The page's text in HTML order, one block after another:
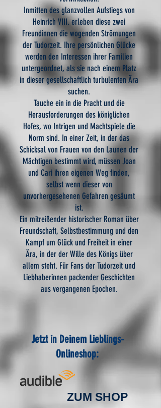
Inmitten des glanzvollen Aufstiegs von
Heinrich VIII. erleben diese zwei
Freundinnen die wogenden Strömungen
der Tudorzeit. Ihre persönlichen Glücke
werden den Interessen ihrer Familien
untergeordnet, als sie nach einem Platz
in dieser gesellschaftlich turbulenten Ära
suchen.
Tauche ein in die Pracht und die
Herausforderungen des königlichen
Hofes, wo Intrigen und Machtspiele die
Norm sind. In einer Zeit, in der das
Schicksal von Frauen von den Launen der
Mächtigen bestimmt wird, müssen Joan
und Cari ihren eigenen Weg finden,
selbst wenn dieser von
unvorhergesehenen Gefahren gesäumt
ist.
Ein mitreißender historischer Roman über
Freundschaft, Selbstbestimmung und den
Kampf um Glück und Freiheit in einer
Ära, in der der Wille des Königs über
allem steht. Für Fans der Tudorzeit und
Liebhaberinnen packender Geschichten
aus vergangenen Epochen.
Jetzt in Deinem Lieblings-
Onlineshop:
ZUM SHOP